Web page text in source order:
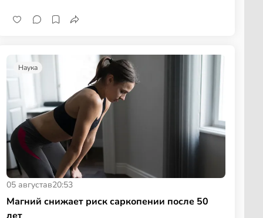
Наука
05 августав20:53
Магний снижает риск саркопении после 50